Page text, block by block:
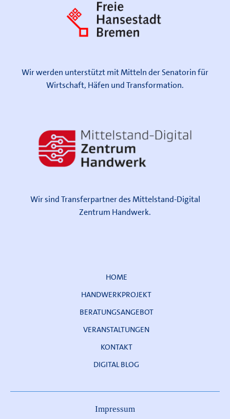
Wir werden unterstützt mit Mitteln der Senatorin für
Wirtschaft, Häfen und Transformation.
Wir sind Transferpartner des Mittelstand-Digital
Zentrum Handwerk.
HOME
HANDWERKPROJEKT
BERATUNGSANGEBOT
VERANSTALTUNGEN
KONTAKT
DIGITAL BLOG
Impressum